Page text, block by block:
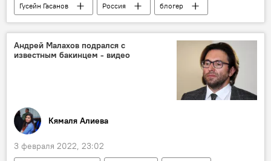
Гусейн Гасанов Россия
блогер
Собака
робот
питомец
ЖИЗНЬ
Культура ТЕХНОЛОГИИ
Андрей Малахов подрался с
известным бакинцем - видео
Кямаля Алиева
3 февраля 2022, 23:02